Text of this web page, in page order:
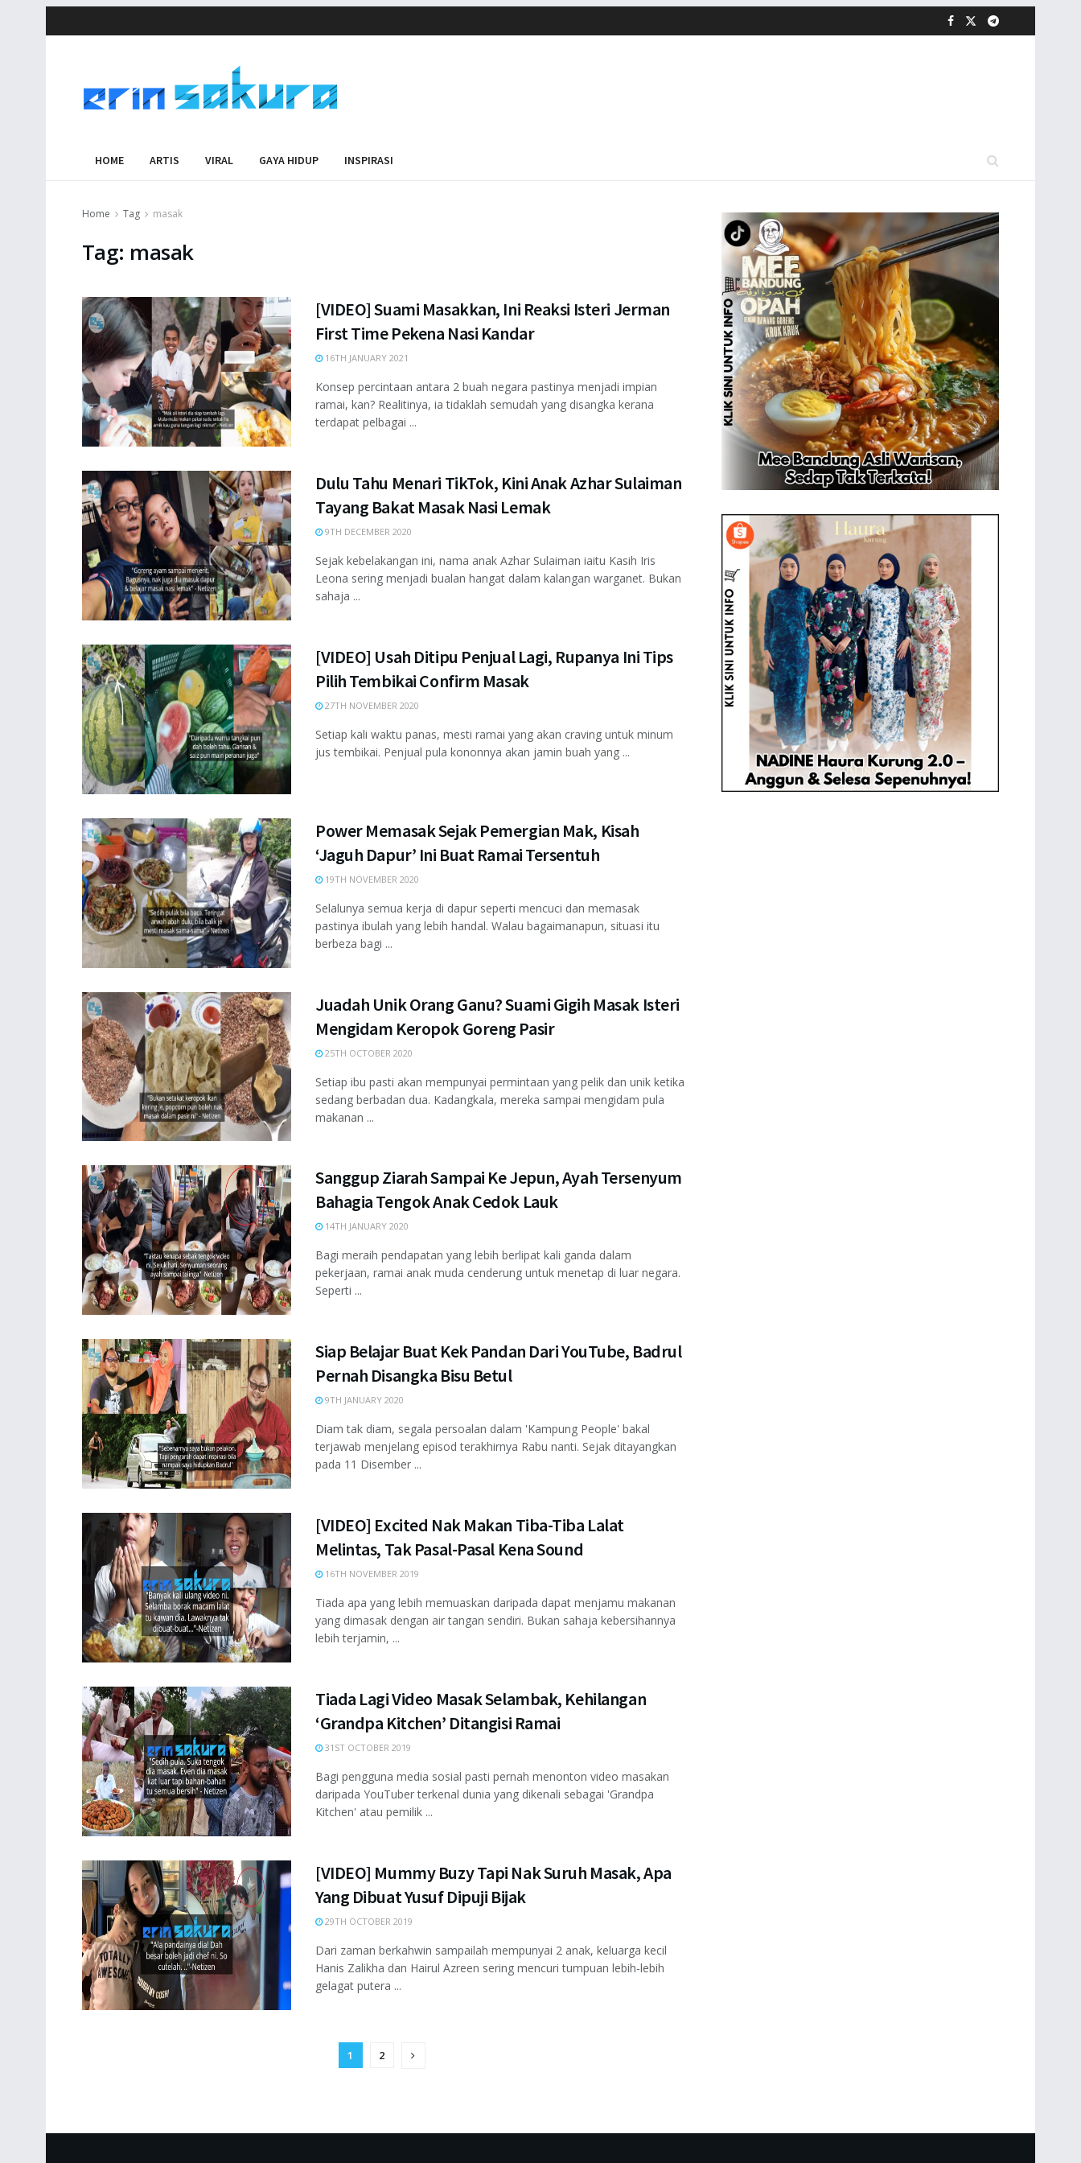
HOME ARTIS VIRAL GAYA HIDUP INSPIRASI
Home Tag masak
Tag: masak
[VIDEO] Suami Masakkan, Ini Reaksi Isteri Jerman
First Time Pekena Nasi Kandar
16TH JANUARY 2021
Konsep percintaan antara 2 buah negara pastinya menjadi impian
ramai, kan? Realitinya, ia tidaklah semudah yang disangka kerana
terdapat pelbagai ...
Dulu Tahu Menari TikTok, Kini Anak Azhar Sulaiman
Tayang Bakat Masak Nasi Lemak
9TH DECEMBER 2020
Sejak kebelakangan ini, nama anak Azhar Sulaiman iaitu Kasih Iris
Leona sering menjadi bualan hangat dalam kalangan warganet. Bukan
sahaja ...
[VIDEO] Usah Ditipu Penjual Lagi, Rupanya Ini Tips
Pilih Tembikai Confirm Masak
27TH NOVEMBER 2020
Setiap kali waktu panas, mesti ramai yang akan craving untuk minum
jus tembikai. Penjual pula kononnya akan jamin buah yang ...
Power Memasak Sejak Pemergian Mak, Kisah
‘Jaguh Dapur’ Ini Buat Ramai Tersentuh
19TH NOVEMBER 2020
Selalunya semua kerja di dapur seperti mencuci dan memasak
pastinya ibulah yang lebih handal. Walau bagaimanapun, situasi itu
berbeza bagi ...
Juadah Unik Orang Ganu? Suami Gigih Masak Isteri
Mengidam Keropok Goreng Pasir
25TH OCTOBER 2020
Setiap ibu pasti akan mempunyai permintaan yang pelik dan unik ketika
sedang berbadan dua. Kadangkala, mereka sampai mengidam pula
makanan ...
Sanggup Ziarah Sampai Ke Jepun, Ayah Tersenyum
Bahagia Tengok Anak Cedok Lauk
14TH JANUARY 2020
Bagi meraih pendapatan yang lebih berlipat kali ganda dalam
pekerjaan, ramai anak muda cenderung untuk menetap di luar negara.
Seperti ...
Siap Belajar Buat Kek Pandan Dari YouTube, Badrul
Pernah Disangka Bisu Betul
9TH JANUARY 2020
Diam tak diam, segala persoalan dalam 'Kampung People' bakal
terjawab menjelang episod terakhirnya Rabu nanti. Sejak ditayangkan
pada 11 Disember ...
[VIDEO] Excited Nak Makan Tiba-Tiba Lalat
Melintas, Tak Pasal-Pasal Kena Sound
16TH NOVEMBER 2019
Tiada apa yang lebih memuaskan daripada dapat menjamu makanan
yang dimasak dengan air tangan sendiri. Bukan sahaja kebersihannya
lebih terjamin, ...
Tiada Lagi Video Masak Selambak, Kehilangan
‘Grandpa Kitchen’ Ditangisi Ramai
31ST OCTOBER 2019
Bagi pengguna media sosial pasti pernah menonton video masakan
daripada YouTuber terkenal dunia yang dikenali sebagai 'Grandpa
Kitchen' atau pemilik ...
[VIDEO] Mummy Buzy Tapi Nak Suruh Masak, Apa
Yang Dibuat Yusuf Dipuji Bijak
29TH OCTOBER 2019
Dari zaman berkahwin sampailah mempunyai 2 anak, keluarga kecil
Hanis Zalikha dan Hairul Azreen sering mencuri tumpuan lebih-lebih
gelagat putera ...
1 2